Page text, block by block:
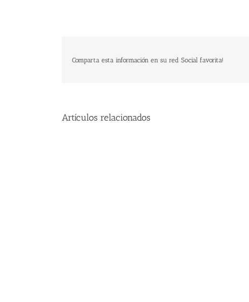
Comparta esta información en su red Social favorita!
Artículos relacionados